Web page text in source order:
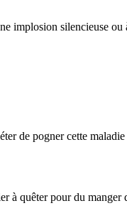
implosion silencieuse ou
de pogner cette
à quêter pour du manger